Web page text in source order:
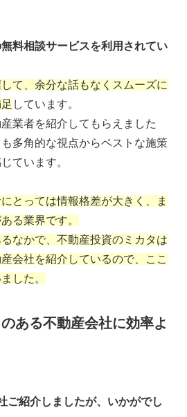
料相談サービスを利用されてい
て、余分な話もなくスムーズに
しています。
業者を紹介してもらえました
多角的な視点からベストな施策
ています。
とっては情報格差が大きく、ま
る業界です。
なかで、不動産投資のミカタは
会社を紹介しているので、ここ
した。
ある不動産会社に効率よ
ご紹介しましたが、いかがでし